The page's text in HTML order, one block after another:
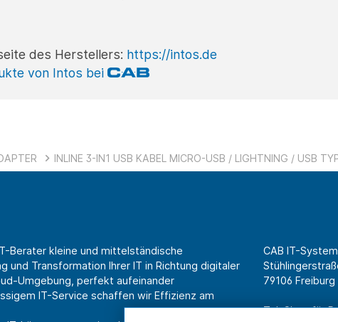
des Herstellers: https://intos.de
von Intos bei
INLINE 3-IN1 USB KABEL MICRO-USB / LIGHTNING / USB
Berater kleine und mittelständische
und Transformation Ihrer IT in Richtung digitaler
Umgebung, perfekt aufeinander
IT-Service schaffen wir Effizienz am
CAB IT-
79106 Freiburg
Tel. Shop für